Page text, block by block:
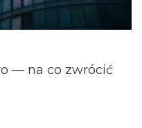
— na co zwrócić